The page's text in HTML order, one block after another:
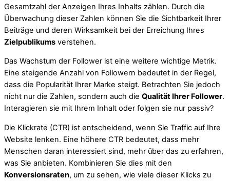
Gesamtzahl der Anzeigen Ihres Inhalts zählen. Durch die
Überwachung dieser Zahlen können Sie die Sichtbarkeit Ihrer
Beiträge und deren Wirksamkeit bei der Erreichung Ihres
Zielpublikums verstehen.
Das Wachstum der Follower ist eine weitere wichtige Metrik.
Eine steigende Anzahl von Followern bedeutet in der Regel,
dass die Popularität Ihrer Marke steigt. Betrachten Sie jedoch
nicht nur die Zahlen, sondern auch die Qualität Ihrer Follower.
Interagieren sie mit Ihrem Inhalt oder folgen sie nur passiv?
Die Klickrate (CTR) ist entscheidend, wenn Sie Traffic auf Ihre
Website lenken. Eine höhere CTR bedeutet, dass mehr
Menschen daran interessiert sind, mehr über das zu erfahren,
was Sie anbieten. Kombinieren Sie dies mit den
Konversionsraten, um zu sehen, wie viele dieser Klicks zu